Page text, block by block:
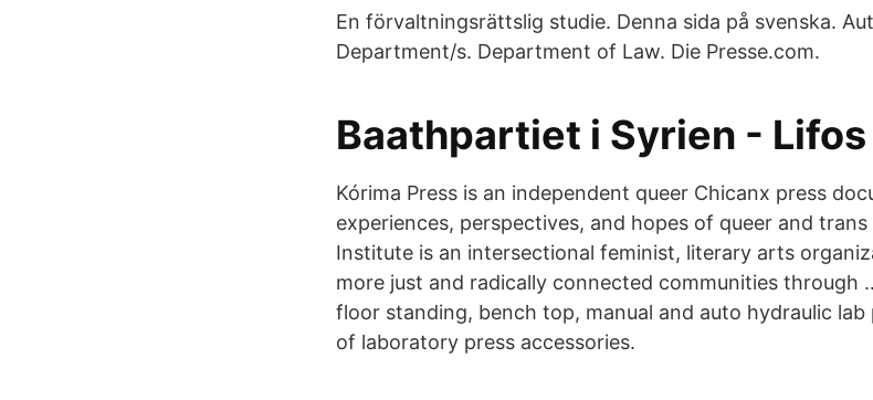
En förvaltningsrättslig studie. Denna sida på svenska.
Department/s. Department of Law. Die Presse.com.
Baathpartiet i Syrien - Lifos
Kórima Press is an independent queer Chicanx press
experiences, perspectives, and hopes of queer and
Institute is an intersectional feminist, literary arts
more just and radically connected communities
floor standing, bench top, manual and auto hydraulic lab
of laboratory press accessories.